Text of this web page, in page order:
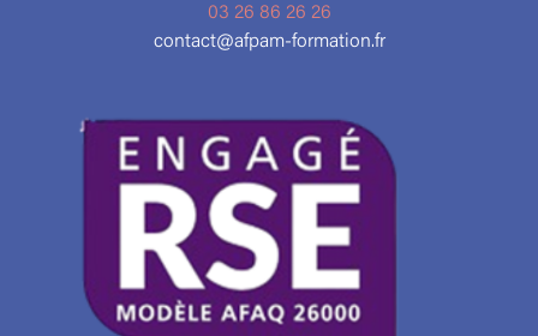
03 26 86 26 26
contact@afpam-formation.fr